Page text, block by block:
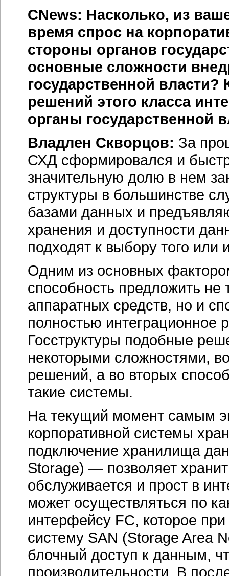
CNews: Насколько, из
время спрос на
стороны органов
основные сложности
государственной власти?
решений этого класса
органы государственной
Владлен Скворцов: За
СХД сформировался и
значительную долю в нем
структуры в большинстве
базами данных и
хранения и доступности
подходят к выбору того
Одним из основных
способность предложить
аппаратных средств, но и
полностью интеграционное
Госструктуры подобные
некоторыми сложностями,
решений, а во вторых
такие системы.
На текущий момент самым
корпоративной системы
подключение хранилища
Storage) — позволяет
обслуживается и прост в
может осуществляться по
интерфейсу FC, которое
систему SAN (Storage Area
блочный доступ к данным,
производительности. В